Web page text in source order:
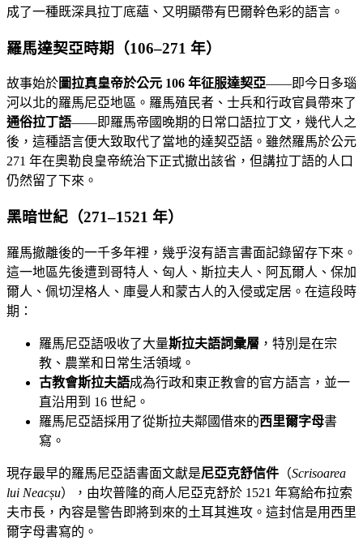
成了一種既深具拉丁底蘊、又明顯帶有巴爾幹色彩的語言。
羅馬達契亞時期（106–271 年）
故事始於圖拉真皇帝於公元 106 年征服達契亞——即今日多瑙
河以北的羅馬尼亞地區。羅馬殖民者、士兵和行政官員帶來了
通俗拉丁語——即羅馬帝國晚期的日常口語拉丁文，幾代人之
後，這種語言便大致取代了當地的達契亞語。雖然羅馬於公元
271 年在奧勒良皇帝統治下正式撤出該省，但講拉丁語的人口
仍然留了下來。
黑暗世紀（271–1521 年）
羅馬撤離後的一千多年裡，幾乎沒有語言書面記錄留存下來。
這一地區先後遭到哥特人、匈人、斯拉夫人、阿瓦爾人、保加
爾人、佩切涅格人、庫曼人和蒙古人的入侵或定居。在這段時
期：
羅馬尼亞語吸收了大量斯拉夫語詞彙層 ，特別是在宗
教、農業和日常生活領域。
古教會斯拉夫語成為行政和東正教會的官方語言，並一
直沿用到 16 世紀。
羅馬尼亞語採用了從斯拉夫鄰國借來的西里爾字母書
寫。
現存最早的羅馬尼亞語書面文獻是尼亞克舒信件 （Scrisoarea
lui Neacșu），由坎普隆的商人尼亞克舒於 1521 年寫給布拉索
夫市長，內容是警告即將到來的土耳其進攻。這封信是用西里
爾字母書寫的。